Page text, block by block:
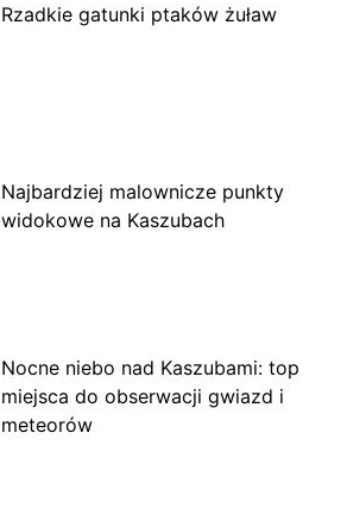
Rzadkie gatunki ptaków żuław
Najbardziej malownicze punkty
widokowe na Kaszubach
Nocne niebo nad Kaszubami: top
miejsca do obserwacji gwiazd i
meteorów